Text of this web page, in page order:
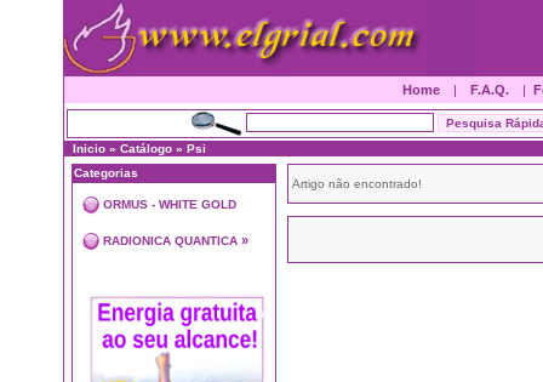
Home | F.A.Q. |
Inicio » Catálogo » Psi
Categorias
ORMUS - WHITE GOLD
RADIONICA QUANTICA »
Artigo não encontrado!